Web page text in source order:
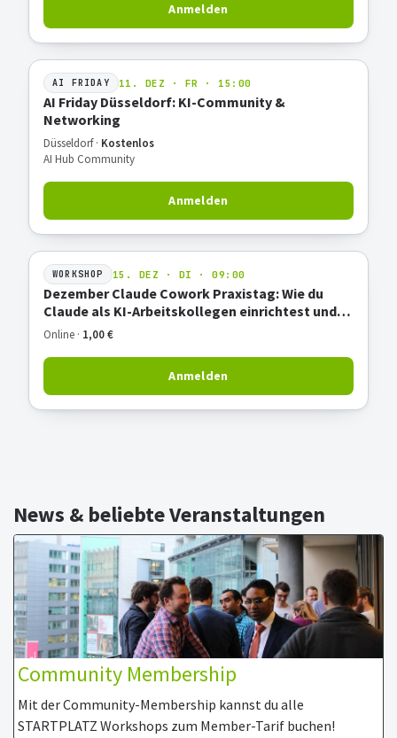
Anmelden
AI FRIDAY 11. DEZ · FR · 15:00
AI Friday Düsseldorf: KI-Community &
Networking
Düsseldorf · Kostenlos
AI Hub Community
Anmelden
WORKSHOP 15. DEZ · DI · 09:00
Dezember Claude Cowork Praxistag: Wie du
Claude als KI-Arbeitskollegen einrichtest und
produktiv nutzt
Online · 1,00 €
Anmelden
News & beliebte Veranstaltungen
Community Membership
Mit der Community-Membership kannst du alle
STARTPLATZ Workshops zum Member-Tarif buchen!